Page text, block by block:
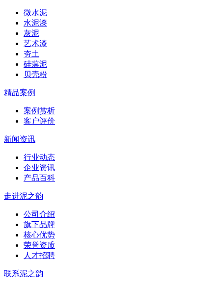
微水泥
水泥漆
灰泥
艺术漆
夯土
硅藻泥
贝壳粉
精品案例
案例赏析
客户评价
新闻资讯
行业动态
企业资讯
产品百科
走进泥之韵
公司介绍
旗下品牌
核心优势
荣誉资质
人才招聘
联系泥之韵